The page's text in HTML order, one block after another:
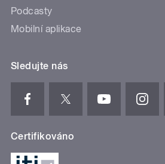
Podcasty
Mobilní aplikace
Sledujte nás
Certifikováno